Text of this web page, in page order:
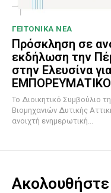
ΓΕΙΤΟΝΙΚΑ ΝΕΑ
Πρόσκληση σε
εκδήλωση την
στην Ελευσίνα
To Διοικητικό Συμβούλιο
Βιομηχανιών Δυτικής
ανοιχτή ενημερωτική...